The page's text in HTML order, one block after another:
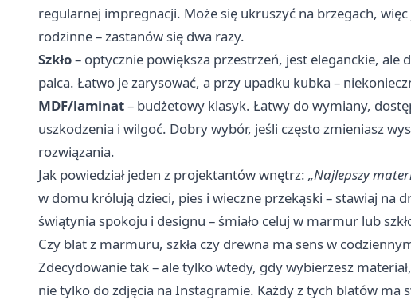
regularnej impregnacji. Może się ukruszyć na brzegach,
rodzinne – zastanów się dwa razy.
Szkło– optycznie powiększa przestrzeń, jest eleganckie, ale
palca. Łatwo je zarysować, a przy upadku kubka –
MDF/laminat– budżetowy klasyk. Łatwy do wymiany,
uszkodzenia i wilgoć. Dobry wybór, jeśli często zmieniasz
rozwiązania.
Jak powiedział jeden z projektantów wnętrz: „Najlepszy
w domu królują dzieci, pies i wieczne przekąski – stawiaj na
świątynia spokoju i designu – śmiało celuj w marmur lub
Czy blat z marmuru, szkła czy drewna ma sens w
Zdecydowanie tak – ale tylko wtedy, gdy wybierzesz
nie tylko do zdjęcia na Instagramie. Każdy z tych blatów ma